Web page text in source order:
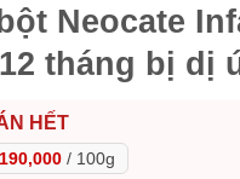
Neocate
tháng bị dị
HẾT
/ 100g